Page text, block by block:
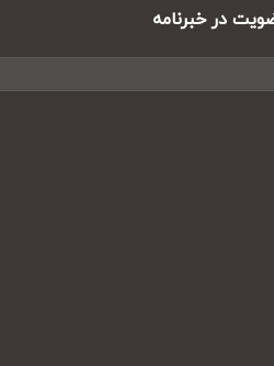
در خبرنامه